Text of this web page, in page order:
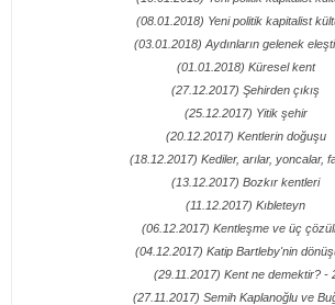
(08.01.2018) Yeni politik kapitalist
(03.01.2018) Aydınların gelenek
(01.01.2018) Küresel kent
(27.12.2017) Şehirden çıkış
(25.12.2017) Yitik şehir
(20.12.2017) Kentlerin doğuşu
(18.12.2017) Kediler, arılar, yoncalar,
(13.12.2017) Bozkır kentleri
(11.12.2017) Kıbleteyn
(06.12.2017) Kentleşme ve üç
(04.12.2017) Katip Bartleby'nin
(29.11.2017) Kent ne demektir? -
(27.11.2017) Semih Kaplanoğlu ve